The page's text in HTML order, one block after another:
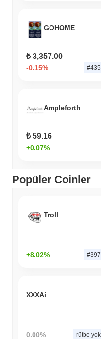
GOHOME
₺ 3,357.00
-0.15% #435
Ampleforth
₺ 59.16
+0.07%
Popüler Coinler
Troll
+8.02% #397
XXXAi
0.00% rütbe yok